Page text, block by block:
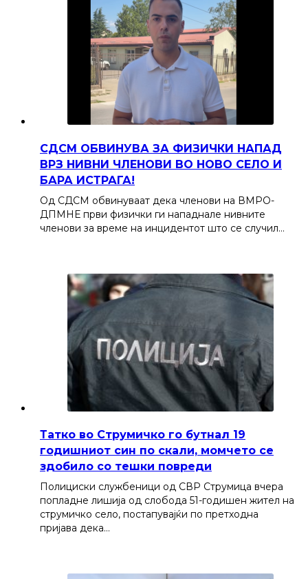
СДСМ ОБВИНУВА ЗА ФИЗИЧКИ НАПАД
ВРЗ НИВНИ ЧЛЕНОВИ ВО НОВО СЕЛО И
БАРА ИСТРАГА!
Од СДСМ обвинуваат дека членови на ВМРО-
ДПМНЕ први физички ги нападнале нивните
членови за време на инцидентот што се случил…
Татко во Струмичко го бутнал 19
годишниот син по скали, момчето се
здобило со тешки повреди
Полициски службеници од СВР Струмица вчера
попладне лишија од слобода 51-годишен жител на
струмичко село, постапувајќи по претходна
пријава дека…